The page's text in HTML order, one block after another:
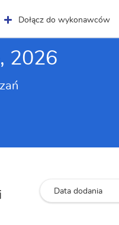
Dołącz do wykonawców
2026
Data dodania